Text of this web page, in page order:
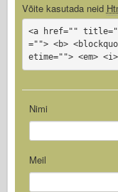
Võite kasutada neid
<a href=""
=""> <b>
etime=""> <em>
Nimi
Meil